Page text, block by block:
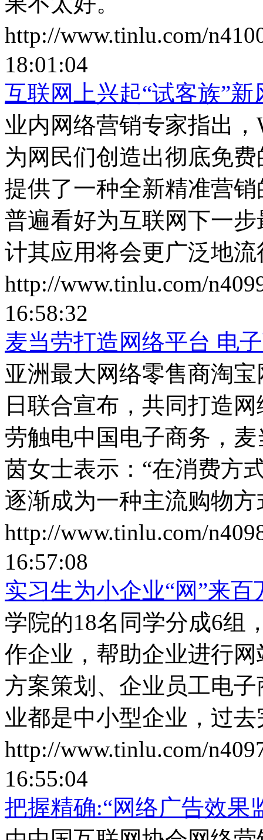
http://www.tinlu.com/
18:01:04
互联网上兴起“试客族”新
业内网络营销专家指出
为网民们创造出彻底免
提供了一种全新精准营
普遍看好为互联网下一
计其应用将会更广泛地
http://www.tinlu.com/
16:58:32
麦当劳打造网络平台 电
亚洲最大网络零售商淘
日联合宣布，共同打造
劳触电中国电子商务，
茵女士表示：“在消费方
逐渐成为一种主流购物方
http://www.tinlu.com/
16:57:08
实习生为小企业“网”来百
学院的18名同学分成6组
作企业，帮助企业进行
方案策划、企业员工电
业都是中小型企业，过
http://www.tinlu.com/
16:55:04
把握精确:“网络广告效果